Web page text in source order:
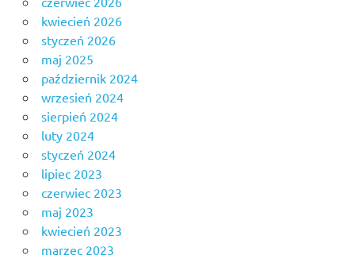
kwiecień 2026
styczeń 2026
maj 2025
październik 2024
wrzesień 2024
sierpień 2024
luty 2024
styczeń 2024
lipiec 2023
czerwiec 2023
maj 2023
kwiecień 2023
marzec 2023